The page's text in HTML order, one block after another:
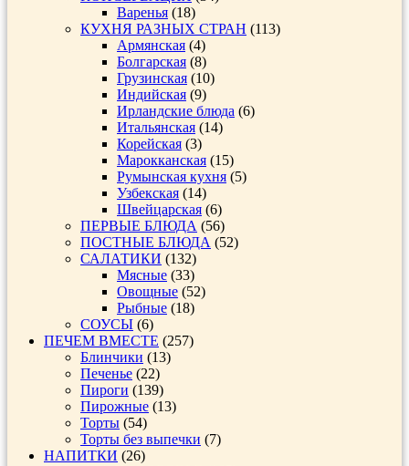
Варенья (18)
КУХНЯ РАЗНЫХ СТРАН (113)
Армянская (4)
Болгарская (8)
Грузинская (10)
Индийская (9)
Ирландские блюда (6)
Итальянская (14)
Корейская (3)
Марокканская (15)
Румынская кухня (5)
Узбекская (14)
Швейцарская (6)
ПЕРВЫЕ БЛЮДА (56)
ПОСТНЫЕ БЛЮДА (52)
САЛАТИКИ (132)
Мясные (33)
Овощные (52)
Рыбные (18)
СОУСЫ (6)
ПЕЧЕМ ВМЕСТЕ (257)
Блинчики (13)
Печенье (22)
Пироги (139)
Пирожные (13)
Торты (54)
Торты без выпечки (7)
НАПИТКИ (26)